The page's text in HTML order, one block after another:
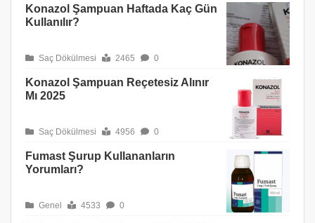
Konazol Şampuan Haftada Kaç Gün
Kullanılır?
Saç Dökülmesi 2465 0
Konazol Şampuan Reçetesiz Alınır
Mı 2025
Saç Dökülmesi 4956 0
Fumast Şurup Kullananların
Yorumları?
Genel 4533 0